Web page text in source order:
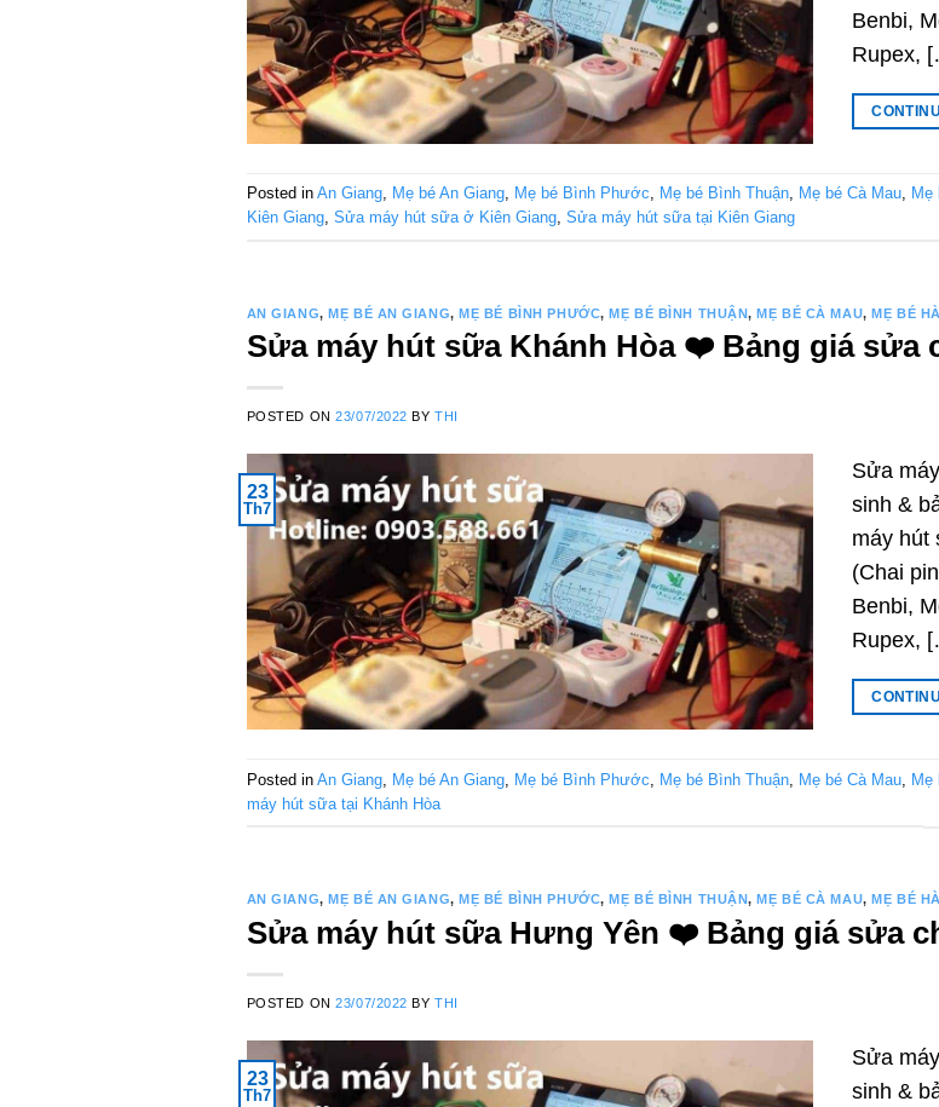
Benbi,
Rupex,
Posted in An Giang, Mẹ bé An Giang, Mẹ bé Bình Phước, Mẹ bé Bình Thuận, Mẹ bé Cà Mau, Mẹ
Kiên Giang, Sửa máy hút sữa ở Kiên Giang, Sửa máy hút sữa tại Kiên Giang
AN GIANG,MẸ BÉ AN GIANG,MẸ BÉ BÌNH PHƯỚC,MẸ BÉ BÌNH THUẬN,MẸ BÉ CÀ MAU,MẸ BÉ
Sửa máy hút sữa Khánh Hòa ❤️️ Bảng giá sửa
POSTED ON23/07/2022 BYTHI
23
Th7
Sửa
sinh &
máy hút
(Chai
Benbi,
Rupex,
Posted in An Giang, Mẹ bé An Giang, Mẹ bé Bình Phước Mẹ bé Bình Thuận, Mẹ bé Cà Mau, Mẹ
máy hút sữa tại Khánh Hòa
AN GIANG, MẸ BÉ AN GIANG, MẸ BÉ BÌNH PHƯỚC, MẸ BÉ BÌNH THUẬN, MẸ BÉ CÀ MAU, MẸ BÉ
Sửa máy hút sữa Hưng Yên ❤️️ Bảng giá sửa
POSTED ON23/07/2022 BYTHI
23
Th7
Sửa
sinh &